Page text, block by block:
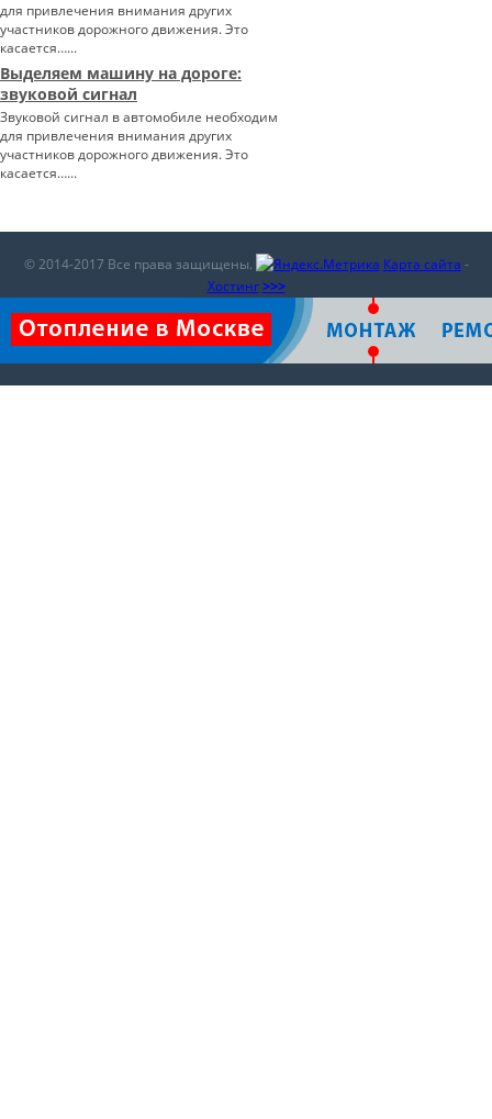
для привлечения внимания других
участников дорожного движения. Это
касается…...
Выделяем машину на дороге:
звуковой сигнал
Звуковой сигнал в автомобиле необходим
для привлечения внимания других
участников дорожного движения. Это
касается…...
© 2014-2017 Все права защищены. Карта сайта -
Хостинг >>>